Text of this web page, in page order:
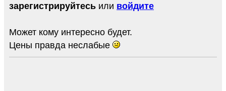
зарегистрируйтесь или войдите
Может кому интересно будет.
Цены правда неслабые